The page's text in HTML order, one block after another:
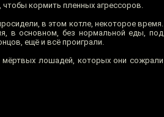
кормить пленных агрессоров.
в этом котле, некоторое время.
в основном, без нормальной еды, под
ещё и всё проиграли.
лошадей, которых они сожрали